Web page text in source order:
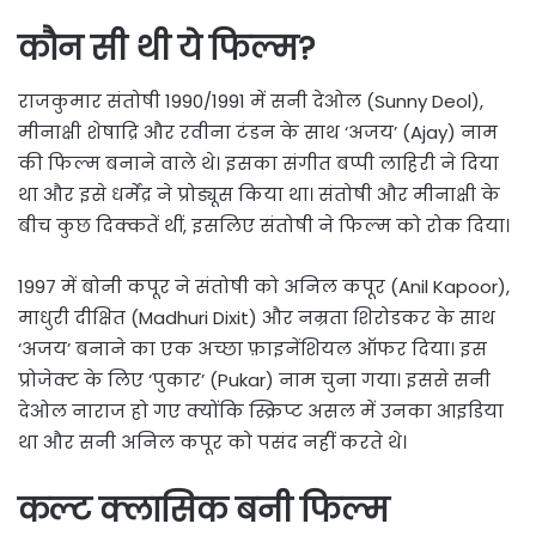
कौन सी थी ये फिल्म?
राजकुमार संतोषी 1990/1991 में सनी देओल (Sunny Deol),
मीनाक्षी शेषाद्रि और रवीना टंडन के साथ ‘अजय’ (Ajay) नाम
की फिल्म बनाने वाले थे। इसका संगीत बप्पी लाहिरी ने दिया
था और इसे धर्मेंद्र ने प्रोड्यूस किया था। संतोषी और मीनाक्षी के
बीच कुछ दिक्कतें थीं, इसलिए संतोषी ने फिल्म को रोक दिया।
1997 में बोनी कपूर ने संतोषी को अनिल कपूर (Anil Kapoor),
माधुरी दीक्षित (Madhuri Dixit) और नम्रता शिरोडकर के साथ
‘अजय’ बनाने का एक अच्छा फ़ाइनेंशियल ऑफर दिया। इस
प्रोजेक्ट के लिए ‘पुकार’ (Pukar) नाम चुना गया। इससे सनी
देओल नाराज हो गए क्योंकि स्क्रिप्ट असल में उनका आइडिया
था और सनी अनिल कपूर को पसंद नहीं करते थे।
कल्ट क्लासिक बनी फिल्म